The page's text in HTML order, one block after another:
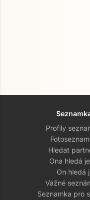
Profily
Hledat
Ona hledá
On hledá
Vážné
Seznamka pro